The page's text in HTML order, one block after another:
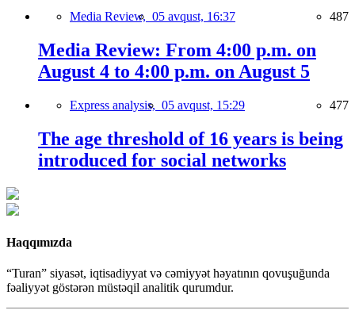
Media Review, 05 avqust, 16:37 487
Media Review: From 4:00 p.m. on
August 4 to 4:00 p.m. on August 5
Express analysis, 05 avqust, 15:29 477
The age threshold of 16 years is being
introduced for social networks
Haqqımızda
“Turan” siyasət, iqtisadiyyat və cəmiyyət həyatının qovuşuğunda
fəaliyyət göstərən müstəqil analitik qurumdur.